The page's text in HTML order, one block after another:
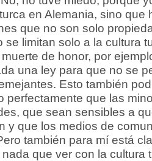
en Alemania, sino que
que no son solo
se limitan solo a la cultura
de honor, por
una ley para que no se
Esto también
perfectamente que las
que sean sensibles a
y que los medios de
también para mí está
que ver con la cultura